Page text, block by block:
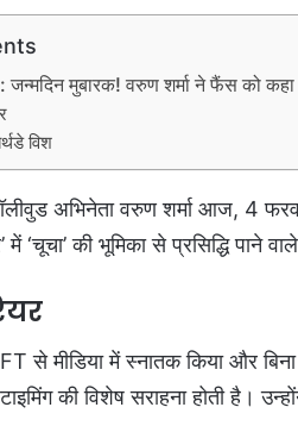
मुबारक! वरुण शर्मा ने फैंस को
विश
अभिनेता वरुण शर्मा आज, 4
‘चूचा’ की भूमिका से प्रसिद्धि पाने
से मीडिया में स्नातक किया और बिना
की विशेष सराहना होती है।